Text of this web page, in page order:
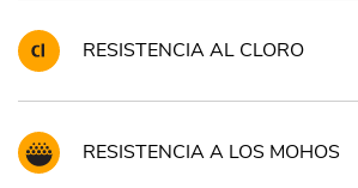
RESISTENCIA AL CLORO
RESISTENCIA A LOS MOHOS